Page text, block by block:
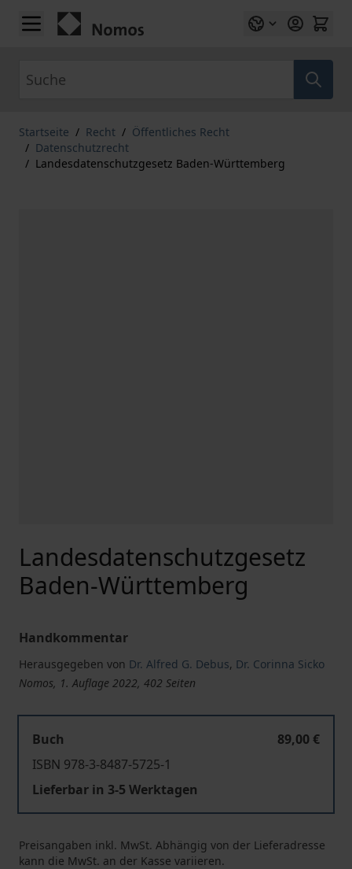
Zum Inhalt springen
Startseite / Recht / Öffentliches Recht
/ Datenschutzrecht
/ Landesdatenschutzgesetz Baden-Württemberg
Landesdatenschutzgesetz
Baden-Württemberg
Handkommentar
Herausgegeben von Dr. Alfred G. Debus, Dr. Corinna Sicko
Nomos, 1. Auflage 2022, 402 Seiten
Buch
89,00 €
ISBN 978-3-8487-5725-1
Lieferbar in 3-5 Werktagen
Preisangaben inkl. MwSt. Abhängig von der Lieferadresse
kann die MwSt. an der Kasse variieren.